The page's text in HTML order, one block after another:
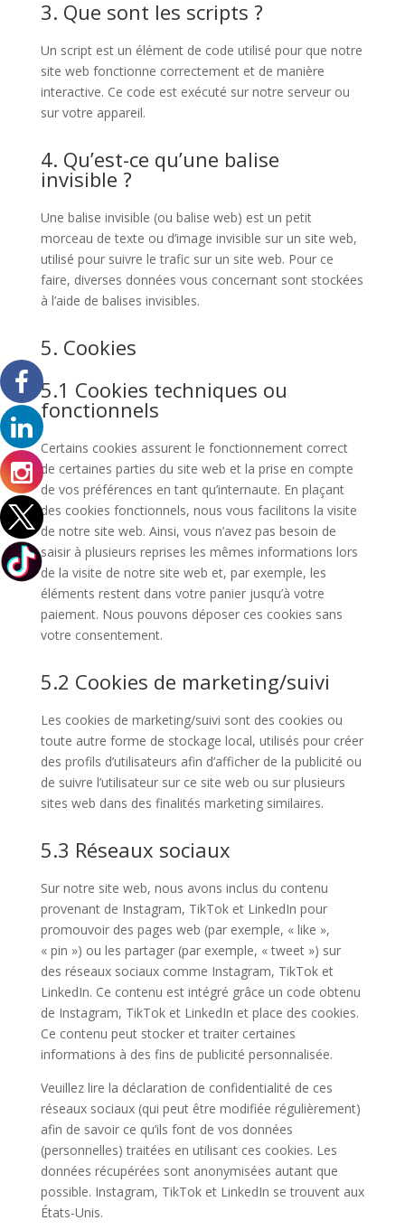
3. Que sont les scripts ?
Un script est un élément de code utilisé pour que notre
site web fonctionne correctement et de manière
interactive. Ce code est exécuté sur notre serveur ou
sur votre appareil.
4. Qu’est-ce qu’une balise
invisible ?
Une balise invisible (ou balise web) est un petit
morceau de texte ou d’image invisible sur un site web,
utilisé pour suivre le trafic sur un site web. Pour ce
faire, diverses données vous concernant sont stockées
à l’aide de balises invisibles.
5. Cookies
5.1 Cookies techniques ou
fonctionnels
Certains cookies assurent le fonctionnement correct
de certaines parties du site web et la prise en compte
de vos préférences en tant qu’internaute. En plaçant
des cookies fonctionnels, nous vous facilitons la visite
de notre site web. Ainsi, vous n’avez pas besoin de
saisir à plusieurs reprises les mêmes informations lors
de la visite de notre site web et, par exemple, les
éléments restent dans votre panier jusqu’à votre
paiement. Nous pouvons déposer ces cookies sans
votre consentement.
5.2 Cookies de marketing/suivi
Les cookies de marketing/suivi sont des cookies ou
toute autre forme de stockage local, utilisés pour créer
des profils d’utilisateurs afin d’afficher de la publicité ou
de suivre l’utilisateur sur ce site web ou sur plusieurs
sites web dans des finalités marketing similaires.
5.3 Réseaux sociaux
Sur notre site web, nous avons inclus du contenu
provenant de Instagram, TikTok et LinkedIn pour
promouvoir des pages web (par exemple, « like »,
« pin ») ou les partager (par exemple, « tweet ») sur
des réseaux sociaux comme Instagram, TikTok et
LinkedIn. Ce contenu est intégré grâce un code obtenu
de Instagram, TikTok et LinkedIn et place des cookies.
Ce contenu peut stocker et traiter certaines
informations à des fins de publicité personnalisée.
Veuillez lire la déclaration de confidentialité de ces
réseaux sociaux (qui peut être modifiée régulièrement)
afin de savoir ce qu’ils font de vos données
(personnelles) traitées en utilisant ces cookies. Les
données récupérées sont anonymisées autant que
possible. Instagram, TikTok et LinkedIn se trouvent aux
États-Unis.